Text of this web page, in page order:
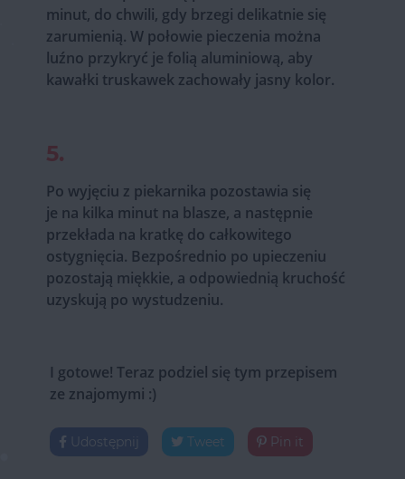
minut, do chwili, gdy brzegi delikatnie się
zarumienią. W połowie pieczenia można
luźno przykryć je folią aluminiową, aby
kawałki truskawek zachowały jasny kolor.
5.
Po wyjęciu z piekarnika pozostawia się
je na kilka minut na blasze, a następnie
przekłada na kratkę do całkowitego
ostygnięcia. Bezpośrednio po upieczeniu
pozostają miękkie, a odpowiednią kruchość
uzyskują po wystudzeniu.
I gotowe! Teraz podziel się tym przepisem
ze znajomymi :)
Udostępnij Tweet Pin it